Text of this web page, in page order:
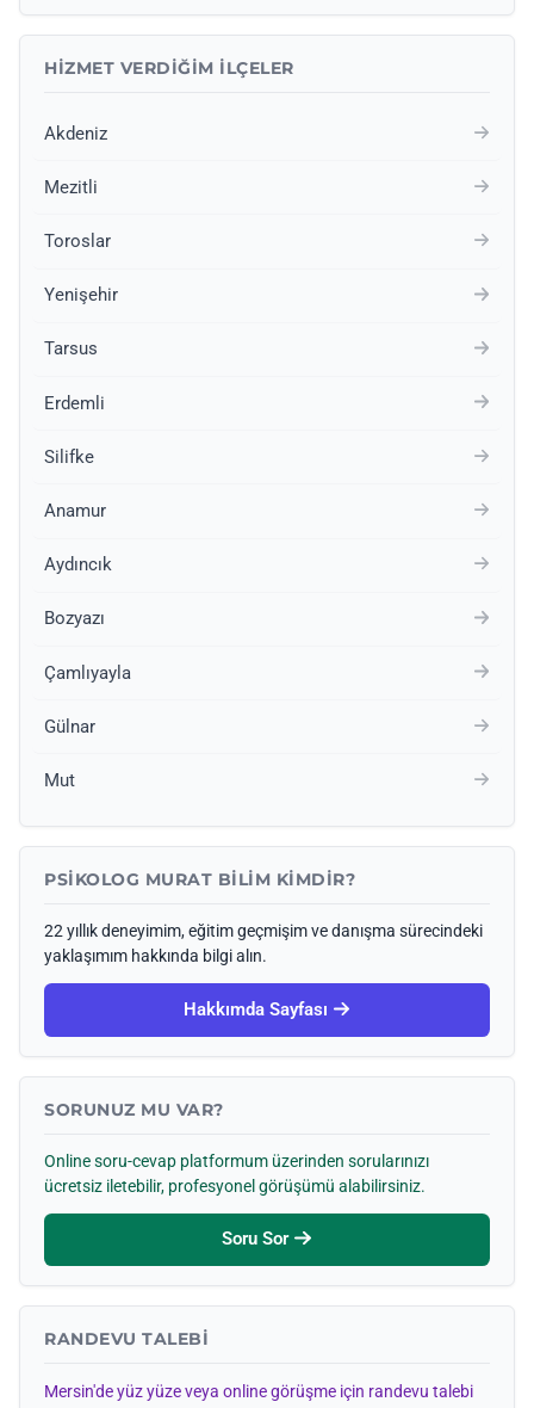
HIZMET VERDIĞIM İLÇELER
Akdeniz
Mezitli
Toroslar
Yenişehir
Tarsus
Erdemli
Silifke
Anamur
Aydıncık
Bozyazı
Çamlıyayla
Gülnar
Mut
PSIKOLOG MURAT BILIM KIMDIR?
22 yıllık deneyimim, eğitim geçmişim ve danışma sürecindeki
yaklaşımım hakkında bilgi alın.
Hakkımda Sayfası
SORUNUZ MU VAR?
Online soru-cevap platformum üzerinden sorularınızı
ücretsiz iletebilir, profesyonel görüşümü alabilirsiniz.
Soru Sor
RANDEVU TALEBI
Mersin'de yüz yüze veya online görüşme için randevu talebi